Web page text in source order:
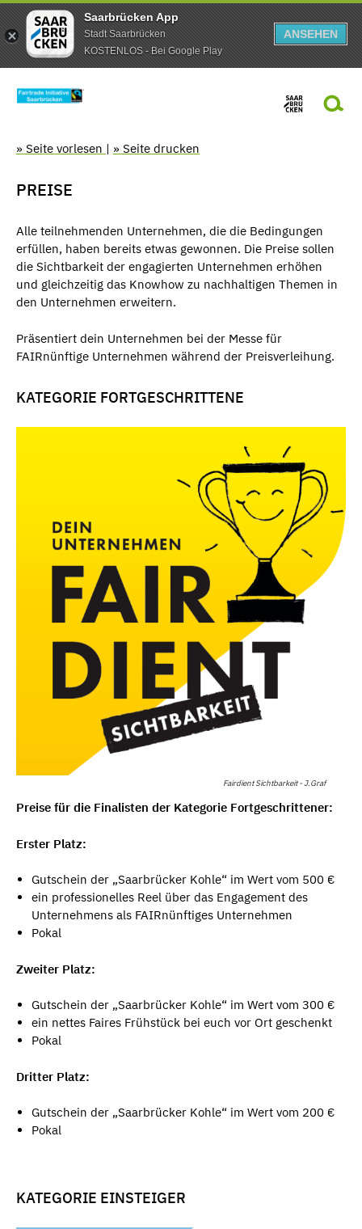
Saarbrücken App
Stadt Saarbrücken
KOSTENLOS - Bei Google Play
ANSEHEN
» Seite vorlesen | » Seite drucken
PREISE
Alle teilnehmenden Unternehmen, die die Bedingungen
erfüllen, haben bereits etwas gewonnen. Die Preise sollen
die Sichtbarkeit der engagierten Unternehmen erhöhen
und gleichzeitig das Knowhow zu nachhaltigen Themen in
den Unternehmen erweitern.
Präsentiert dein Unternehmen bei der Messe für
FAIRnünftige Unternehmen während der Preisverleihung.
KATEGORIE FORTGESCHRITTENE
Fairdient Sichtbarkeit - J.Graf
Preise für die Finalisten der Kategorie Fortgeschrittener:
Erster Platz:
Gutschein der „Saarbrücker Kohle“ im Wert vom 500 €
ein professionelles Reel über das Engagement des
Unternehmens als FAIRnünftiges Unternehmen
Pokal
Zweiter Platz:
Gutschein der „Saarbrücker Kohle“ im Wert vom 300 €
ein nettes Faires Frühstück bei euch vor Ort geschenkt
Pokal
Dritter Platz:
Gutschein der „Saarbrücker Kohle“ im Wert vom 200 €
Pokal
KATEGORIE EINSTEIGER